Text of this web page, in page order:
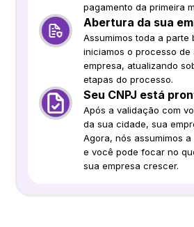
pagamento da primeira
Abertura da sua
Assumimos toda a parte
iniciamos o processo de
empresa, atualizando
etapas do processo.
Seu CNPJ está
Após a validação com
da sua cidade, sua
Agora, nós assumimos
e você pode focar no
sua empresa crescer.